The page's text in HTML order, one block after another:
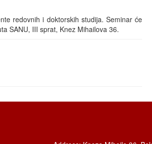
redovnih i doktorskih studija. Seminar će
SANU, III sprat, Knez Mihailova 36.